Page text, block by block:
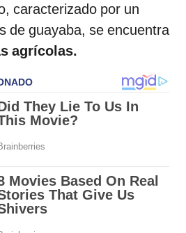
caracterizado por un
de guayaba, se encuentra
agrícolas.